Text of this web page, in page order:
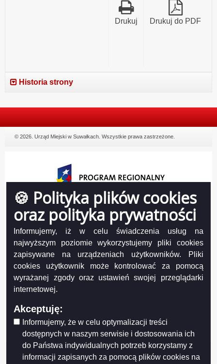
🍪 Polityka plików cookies
oraz polityka prywatności
Informujemy, iż w celu świadczenia usług na
najwyższym poziomie wykorzystujemy pliki cookies
zapisywane na urządzeniach użytkowników. Pliki
cookies użytkownik może kontrolować za pomocą
wyrażanej zgody oraz ustawień swojej przeglądarki
internetowej.
Akceptuję:
Informujemy, że w celu optymalizacji treści
dostępnych w naszym serwisie i dostosowania ich
do Państwa indywidualnych potrzeb korzystamy z
informacji zapisanych za pomocą plików cookies na
Drukuj do PDF
Drukuj
Historia strony
© 2026. Urząd Miejski w Suwałkach. Wszystkie prawa zastrzeżone.
Projekt współfinansowany przez Unię Europejską z Europejskiego Funduszu
Rozwoju Regionalnego w ramach Regionalnego Programu Operacyjnego
Województwa Podlaskiego na lata 2007-2013
FUNDUSZE EUROPEJSKIE - DLA ROZWOJU WOJEWÓDZTWA PODLASKIEGO
RPOWP